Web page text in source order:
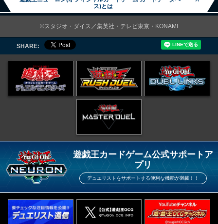
ス)とは
©スタジオ・ダイス／集英社・テレビ東京・KONAMI
SHARE:
遊戯王カードゲーム公式サポートア
プリ
デュエリストをサポートする便利な機能が満載！！